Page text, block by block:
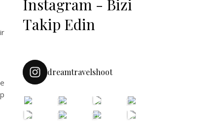
Instagram - Bizi
Takip Edin
dreamtravelshoot